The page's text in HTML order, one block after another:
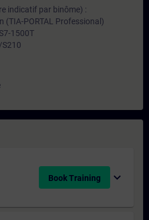
indicatif par binôme) :
(TIA-PORTAL Professional)
1500T
S210
Book Training expand_more